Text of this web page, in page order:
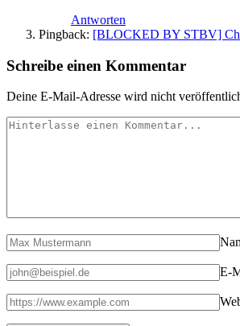
Antworten
Pingback: [BLOCKED BY STBV]
Schreibe einen Kommentar
Deine E-Mail-Adresse wird nicht
E-